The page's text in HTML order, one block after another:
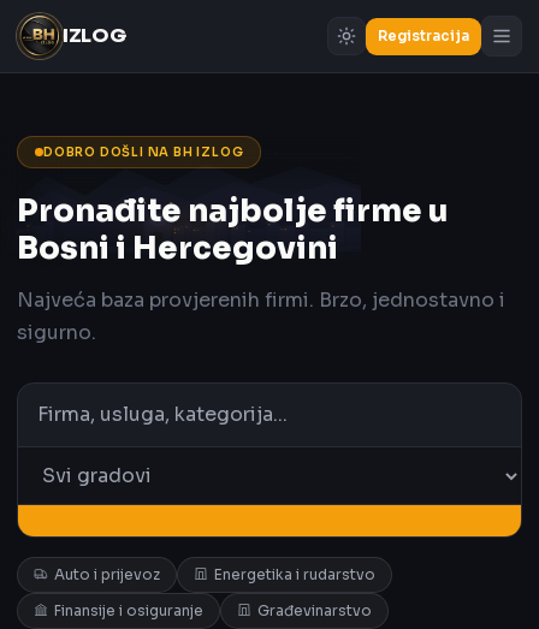
IZLOG Registracija
DOBRO DOŠLI NA BH IZLOG
Pronađite najbolje firme u
Bosni i Hercegovini
Najveća baza provjerenih firmi. Brzo, jednostavno i
sigurno.
Auto i prijevoz
Energetika i rudarstvo
Finansije i osiguranje
Građevinarstvo